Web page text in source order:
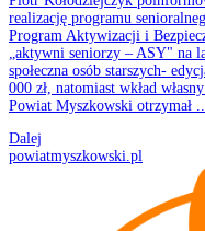
realizację programu
Program Aktywizacji i
„aktywni seniorzy – ASY" na
społeczna osób starszych-
000 zł, natomiast wkład
Powiat Myszkowski otrzymał
Dalej
powiatmyszkowski.pl